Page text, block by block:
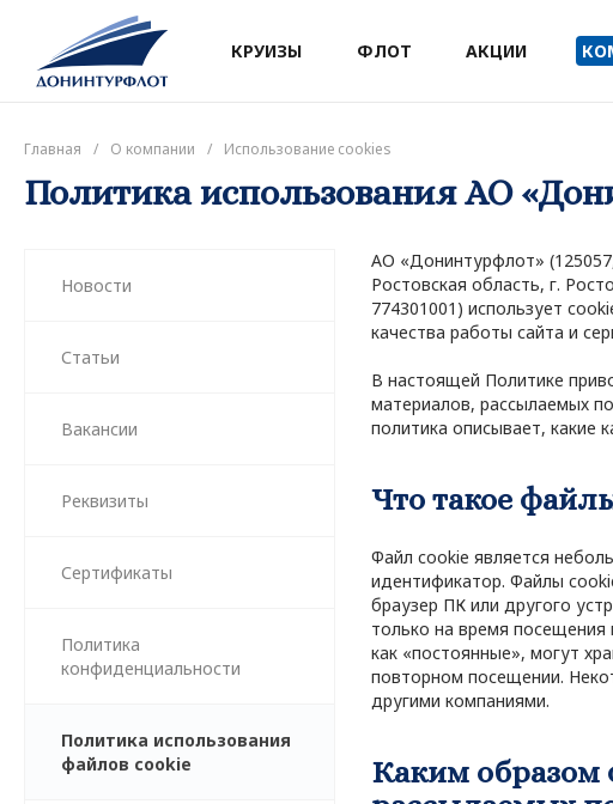
КРУИЗЫ ФЛОТ АКЦИИ
Главная / О компании / Использование cookies
Политика использования АО
Новости
Статьи
Вакансии
Реквизиты
Сертификаты
Политика
конфиденциальности
Политика использования
файлов cookie
АО «Донинтурфлот»
Ростовская область, г.
774301001) использует
качества работы сайта и
В настоящей Политике
материалов, рассылаемых
политика описывает, какие
Что такое
Файл cookie является
идентификатор. Файлы
браузер ПК или другого
только на время
как «постоянные», могут
повторном посещении.
другими компаниями.
Каким образом